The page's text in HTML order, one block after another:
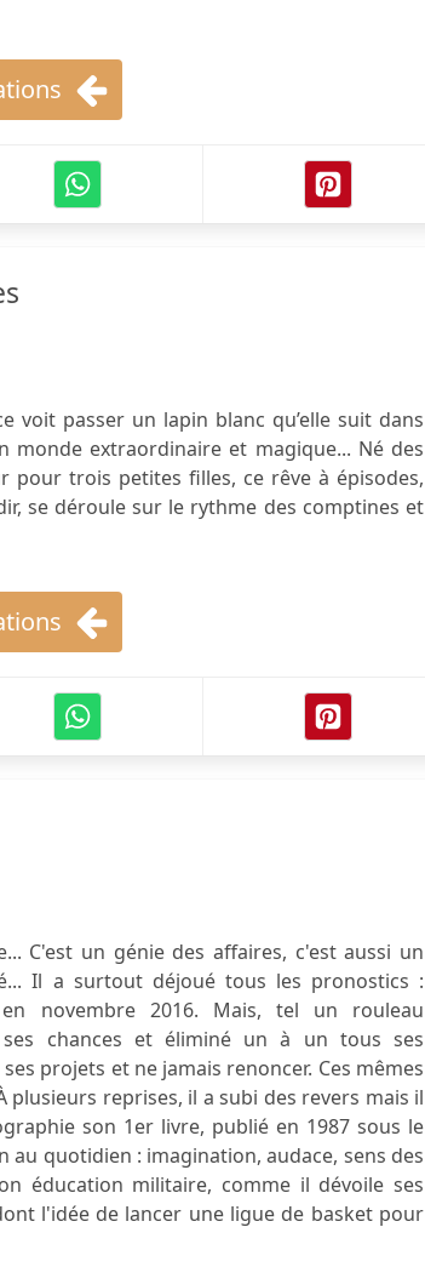
voit passer un lapin blanc qu’elle suit dans
monde extraordinaire et magique... Né des
pour trois petites filles, ce rêve à épisodes,
se déroule sur le rythme des comptines et
C'est un génie des affaires, c'est aussi un
Il a surtout déjoué tous les pronostics :
novembre 2016. Mais, tel un rouleau
chances et éliminé un à un tous ses
projets et ne jamais renoncer. Ces mêmes
reprises, il a subi des revers mais il
son 1er livre, publié en 1987 sous le
quotidien : imagination, audace, sens des
éducation militaire, comme il dévoile ses
l'idée de lancer une ligue de basket pour